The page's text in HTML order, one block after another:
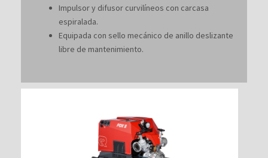
Impulsor y difusor curvilíneos con carcasa
espiralada.
Equipada con sello mecánico de anillo deslizante
libre de mantenimiento.